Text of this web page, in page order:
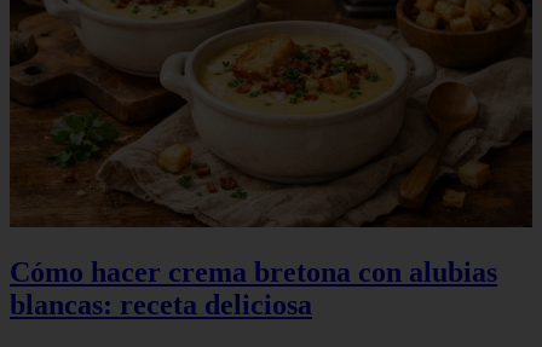
Cómo hacer crema bretona con alubias
blancas: receta deliciosa